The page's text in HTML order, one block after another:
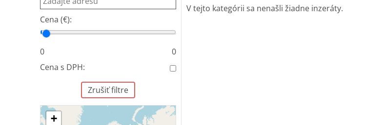
Cena (€):
Cena od
Cena do
0
0
Cena s DPH:
Zrušiť filtre
+
V tejto kategórii sa nenašli žiadne inzeráty.